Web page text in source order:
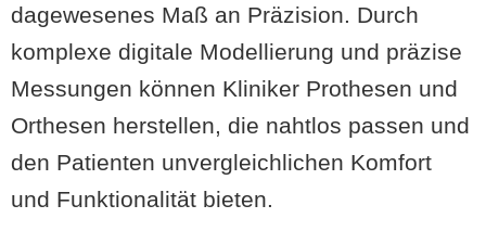
dagewesenes Maß an Präzision. Durch
komplexe digitale Modellierung und präzise
Messungen können Kliniker Prothesen und
Orthesen herstellen, die nahtlos passen und
den Patienten unvergleichlichen Komfort
und Funktionalität bieten.